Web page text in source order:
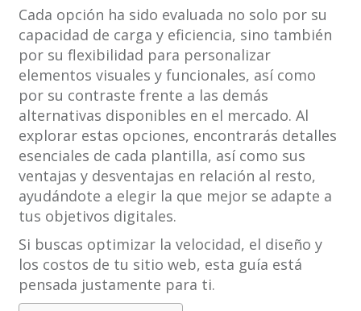
Cada opción ha sido evaluada no solo por su
capacidad de carga y eficiencia, sino también
por su flexibilidad para personalizar
elementos visuales y funcionales, así como
por su contraste frente a las demás
alternativas disponibles en el mercado. Al
explorar estas opciones, encontrarás detalles
esenciales de cada plantilla, así como sus
ventajas y desventajas en relación al resto,
ayudándote a elegir la que mejor se adapte a
tus objetivos digitales.
Si buscas optimizar la velocidad, el diseño y
los costos de tu sitio web, esta guía está
pensada justamente para ti.